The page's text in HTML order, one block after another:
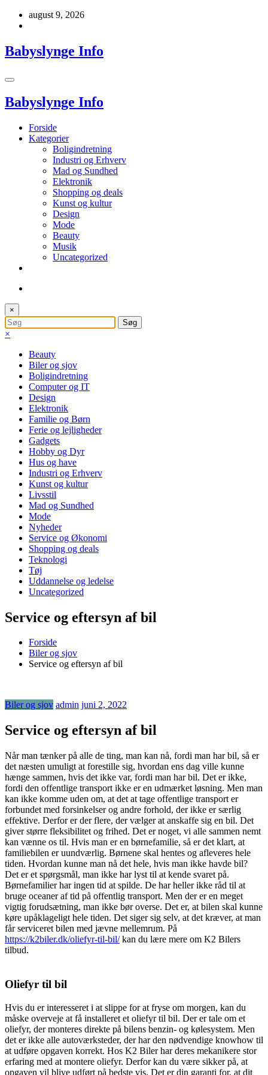
Videreaugust 9, 2026
Babyslynge Info
Babyslynge Info
Forside
Kategorier
Boligindretning
Industri og Erhverv
Mad og Sundhed
Elektronik
Shopping og deals
Kunst og kultur
Design
Mode
Beauty
Musik
Uncategorized
×
×
Beauty
Biler og sjov
Boligindretning
Computer og IT
Design
Elektronik
Familie og Børn
Ferie og lejligheder
Gadgets
Hobby og Dyr
Hus og have
Industri og Erhverv
Kunst og kultur
Livsstil
Mad og Sundhed
Mode
Nyheder
Service og Økonomi
Shopping og deals
Teknologi
Tøj
Uddannelse og ledelse
Uncategorized
Service og eftersyn af bil
Forside
Biler og sjov
Service og eftersyn af bil
Biler og sjov admin juni 2, 2022
Service og eftersyn af bil
Når man tænker på alle de ting, man kan nå, fordi man har bil, så er
det næsten umuligt at forestille sig, hvordan ens dag ville kunne
hænge sammen, hvis det ikke var, fordi man har bil. Det er ikke,
fordi den offentlige transport ikke er en udmærket løsning. Men man
kan ikke komme uden om, at det at tage offentlige transport er
forbundet med forsinkelser og andre forhold, der ikke er særlig
effektive. Derfor er der flere, der vælger at anskaffe sig en bil. Det
giver større fleksibilitet og frihed. Det er noget, vi alle sammen nemt
kan vænne os til. Hvis man er en børnefamilie, så er det klart, at
familiebilen er uundværlig. Børnene skal hentes og afleveres hele
tiden. Hvordan kunne man nå det hele, hvis man ikke havde bil?
Det er et spørgsmål, man ikke har lyst til at kende svaret på.
Børnefamilier har ingen tid at spilde. De har heller ikke råd til at
bruge oceaner af tid på offentlig transport. Men der er en meget
vigtig forudsætning, man ikke bør overse. Det er, at bilen skal kunne
køre upåklageligt hele tiden. Det siger sig selv, at det kræver, at man
får serviceret bilen med jævne mellemrum. På
https://k2biler.dk/oliefyr-til-bil/kan du lære mere om K2 Bilers
tilbud.
Oliefyr til bil
Hvis du er interesseret i at slippe for at fryse om morgen, kan du
måske overveje at få installeret et oliefyr til bil. Der er tale om et
oliefyr, der monteres direkte på bilens benzin- og kølesystem. Men
det er ikke alle autoværksteder, der har den nødvendige knowhow til
at udføre opgaven korrekt. Hos K2 Biler har deres mekanikere stor
erfaring med at montere oliefyr. Derfor kan du være sikker på, at
opgaven vil blive udført på bedste vis. Det er din garanti for, at dit